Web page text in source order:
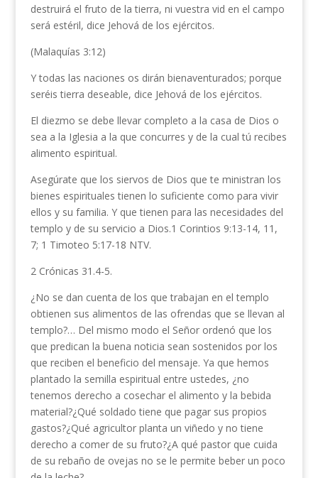
destruirá el fruto de la tierra, ni vuestra vid en el campo
será estéril, dice Jehová de los ejércitos.
(Malaquías 3:12)
Y todas las naciones os dirán bienaventurados; porque
seréis tierra deseable, dice Jehová de los ejércitos.
El diezmo se debe llevar completo a la casa de Dios o
sea a la Iglesia a la que concurres y de la cual tú recibes
alimento espiritual.
Asegúrate que los siervos de Dios que te ministran los
bienes espirituales tienen lo suficiente como para vivir
ellos y su familia. Y que tienen para las necesidades del
templo y de su servicio a Dios.1 Corintios 9:13-14, 11,
7; 1 Timoteo 5:17-18 NTV.
2 Crónicas 31.4-5.
¿No se dan cuenta de los que trabajan en el templo
obtienen sus alimentos de las ofrendas que se llevan al
templo?… Del mismo modo el Señor ordenó que los
que predican la buena noticia sean sostenidos por los
que reciben el beneficio del mensaje. Ya que hemos
plantado la semilla espiritual entre ustedes, ¿no
tenemos derecho a cosechar el alimento y la bebida
material?¿Qué soldado tiene que pagar sus propios
gastos?¿Qué agricultor planta un viñedo y no tiene
derecho a comer de su fruto?¿A qué pastor que cuida
de su rebaño de ovejas no se le permite beber un poco